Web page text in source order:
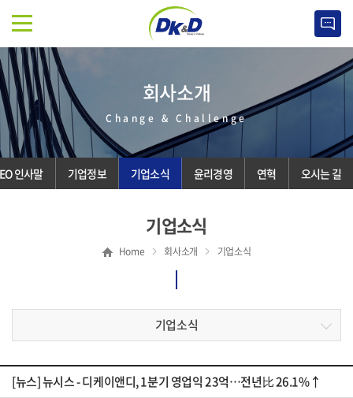
회사소개
Change & Challenge
인사말 기업정보 기업소식 윤리경영 연혁 오시는 길
기업소식
Home 회사소개 기업소식
기업소식
[뉴스] 뉴시스 - 디케이앤디, 1분기 영업익 23억…전년比 26.1%↑